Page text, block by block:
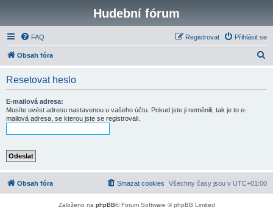
Hudební fórum
FAQ Přihlásit se
Registrovat
Obsah fóra
Resetovat heslo
E-mailová adresa:
Musíte uvést adresu nastavenou u vašeho účtu. Pokud jste ji neměnili, tak je to e-
mailová adresa, se kterou jste se registrovali.
Obsah fóra Všechny časy jsou v UTC+01:00
Smazat cookies
Založeno na phpBB® Forum Software © phpBB Limited